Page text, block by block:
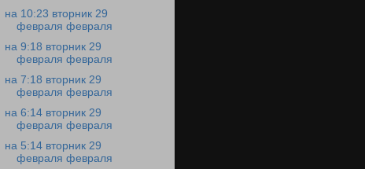
на 10:23 вторник 29
февраля февраля
на 9:18 вторник 29
февраля февраля
на 7:18 вторник 29
февраля февраля
на 6:14 вторник 29
февраля февраля
на 5:14 вторник 29
февраля февраля